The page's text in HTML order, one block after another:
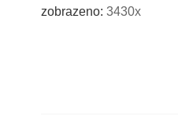
zobrazeno: 3430x